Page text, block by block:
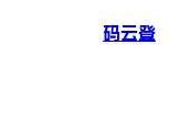
码云登